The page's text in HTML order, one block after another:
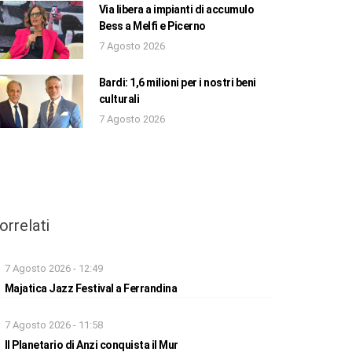
Via libera a impianti di accumulo
Bess a Melfi e Picerno
7 Agosto 2026
Bardi: 1,6 milioni per i nostri beni
culturali
7 Agosto 2026
7 Agosto 2026 - 12:49
Majatica Jazz Festival a Ferrandina
7 Agosto 2026 - 11:58
Il Planetario di Anzi conquista il Mur